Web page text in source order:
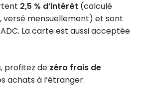
2,5 % d’intérêt (calculé
versé mensuellement) et sont
La carte est aussi acceptée
profitez de zéro frais de
achats à l’étranger.